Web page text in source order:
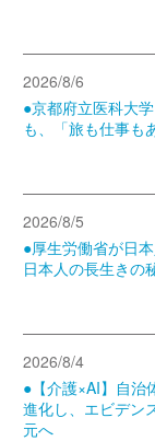
2026/8/6
●京都府立医科大
も、「旅も仕事も
2026/8/5
●厚生労働省が日
日本人の長生きの
2026/8/4
●【介護×AI】自治
進化し、エビデン
元へ